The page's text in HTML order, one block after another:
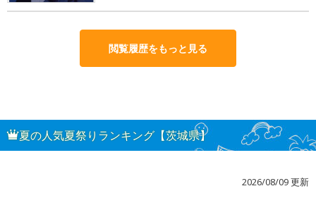
閲覧履歴をもっと見る
夏の人気夏祭りランキング【茨城県】
2026/08/09 更新